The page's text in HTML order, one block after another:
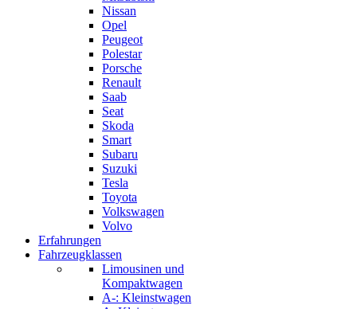
Nissan
Opel
Peugeot
Polestar
Porsche
Renault
Saab
Seat
Skoda
Smart
Subaru
Suzuki
Tesla
Toyota
Volkswagen
Volvo
Erfahrungen
Fahrzeugklassen
Limousinen und
Kompaktwagen
A-: Kleinstwagen